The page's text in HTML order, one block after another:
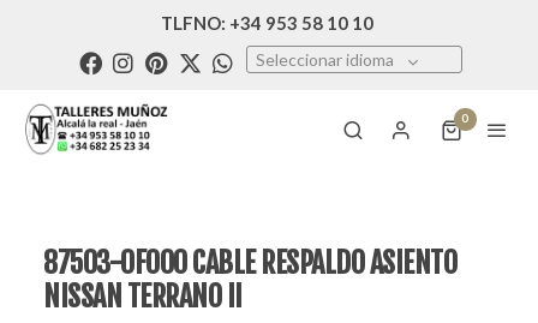
TLFNO: +34 953 58 10 10
Seleccionar idioma
0
87503-0F000 CABLE RESPALDO ASIENTO
NISSAN TERRANO II